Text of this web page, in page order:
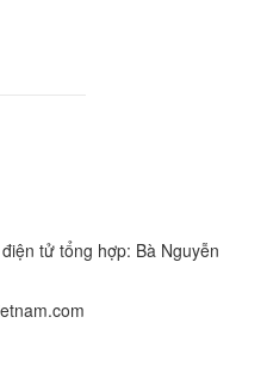
tử tổng hợp: Bà Nguyễn